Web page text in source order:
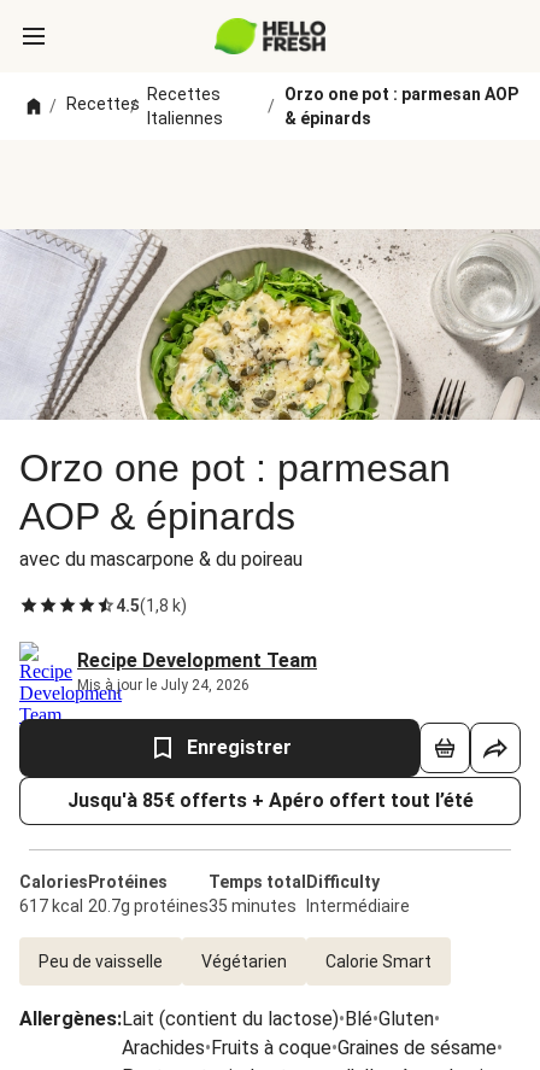
/ Recettes
/
Recettes
Italiennes
/
Orzo one pot : parmesan AOP
& épinards
Orzo one pot : parmesan
AOP & épinards
avec du mascarpone & du poireau
4.5(1,8 k)
Recipe Development Team
Mis à jour le July 24, 2026
Enregistrer
Jusqu'à 85€ offerts + Apéro offert tout l’été
Calories
617 kcal
Protéines
20.7g protéines
Temps total
35 minutes
Difficulty
Intermédiaire
Peu de vaisselle Végétarien Calorie Smart
Allergènes:Lait (contient du lactose)•Blé•Gluten•
Arachides•Fruits à coque•Graines de sésame•